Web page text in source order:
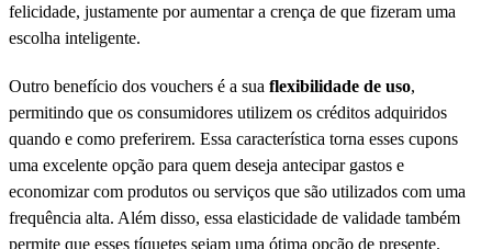
felicidade, justamente por aumentar a crença de que fizeram uma
escolha inteligente.
Outro benefício dos vouchers é a sua flexibilidade de uso,
permitindo que os consumidores utilizem os créditos adquiridos
quando e como preferirem. Essa característica torna esses cupons
uma excelente opção para quem deseja antecipar gastos e
economizar com produtos ou serviços que são utilizados com uma
frequência alta. Além disso, essa elasticidade de validade também
permite que esses tíquetes sejam uma ótima opção de presente.